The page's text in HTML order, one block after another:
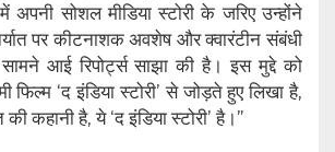
अपनी सोशल मीडिया स्टोरी के जरिए उन्होंने
पर कीटनाशक अवशेष और क्वारंटीन संबंधी
आई रिपोर्ट्स साझा की है। इस मुद्दे को
फिल्म ‘द इंडिया स्टोरी’ से जोड़ते हुए लिखा है,
की कहानी है, ये ‘द इंडिया स्टोरी’ है।”